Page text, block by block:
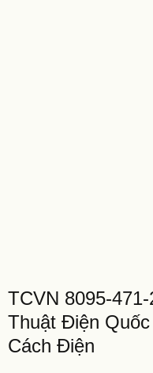
TCVN 8095-
Thuật Điện
Cách Điện